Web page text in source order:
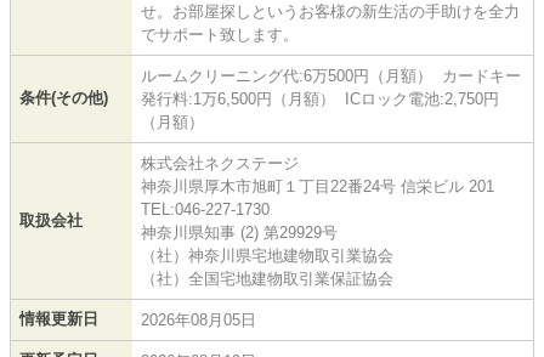
せ。お部屋探しというお客様の新生活の手助けを全力
でサポート致します。
条件(その他)
ルームクリーニング代:6万500円（月額） カードキー
発行料:1万6,500円（月額） ICロック電池:2,750円
（月額）
取扱会社
株式会社ネクステージ
神奈川県厚木市旭町１丁目22番24号 信栄ビル 201
TEL:046-227-1730
神奈川県知事 (2) 第29929号
（社）神奈川県宅地建物取引業協会
（社）全国宅地建物取引業保証協会
情報更新日 2026年08月05日